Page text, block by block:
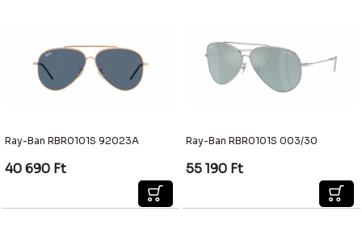
Ray-Ban RBR0101S 92023A
40 690 Ft
Ray-Ban RBR0101S 003/30
55 190 Ft